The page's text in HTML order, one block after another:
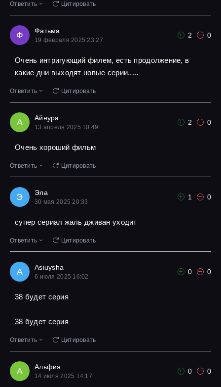
Ответить Цитировать
Ф Фатьма
19 февраля 2025 23:27
2 0
Очень интригующий филем, есть продолжение, в
какие дни выходят новые серии.....
Ответить Цитировать
А Айнура
13 апреля 2025 10:49
2 0
Очень хороший фильм
Ответить Цитировать
Э Эла
30 мая 2025 20:33
1 0
супер сериал жаль дживан уходит
Ответить Цитировать
A Asiuysha
6 июля 2025 16:02
0 0
38 будет серия
38 будет серия
Ответить Цитировать
А Альфия
14 июля 2025 14:17
0 0